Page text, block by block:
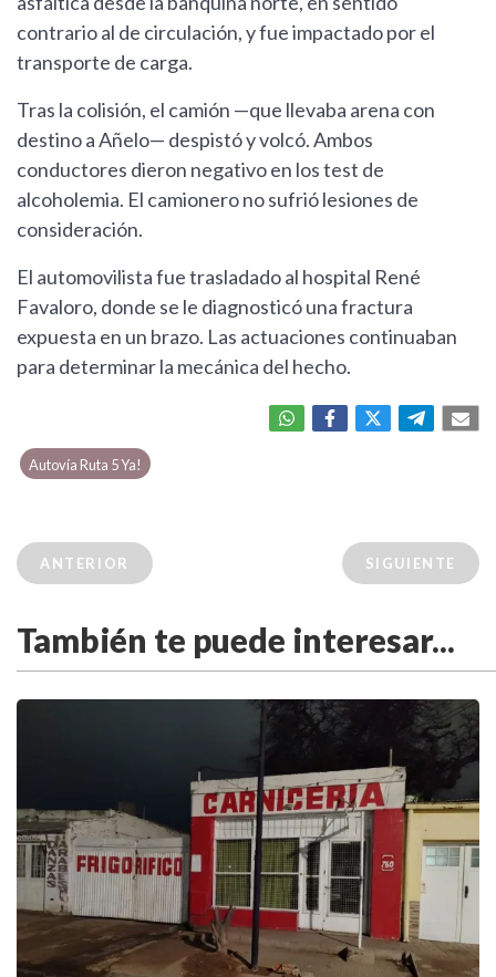
contrario al de circulación, y fue impactado por el
transporte de carga.
Tras la colisión, el camión —que llevaba arena con
destino a Añelo— despistó y volcó. Ambos
conductores dieron negativo en los test de
alcoholemia. El camionero no sufrió lesiones de
consideración.
El automovilista fue trasladado al hospital René
Favaloro, donde se le diagnosticó una fractura
expuesta en un brazo. Las actuaciones continuaban
para determinar la mecánica del hecho.
Autovía Ruta 5 Ya!
ANTERIOR SIGUIENTE
También te puede interesar...